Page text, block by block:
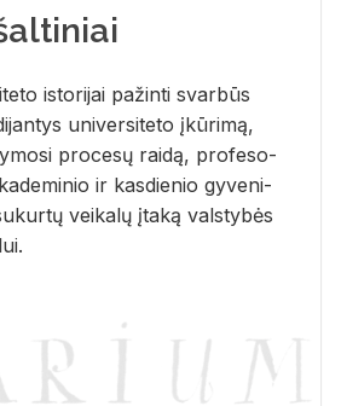
is­to­ri­jai pa­žin­ti svar­būs
uni­ver­si­te­to įkū­ri­mą,
pro­ce­sų rai­dą, pro­fe­so­
ir kas­die­nio gy­ve­ni­
vei­ka­lų įta­ką vals­ty­bės